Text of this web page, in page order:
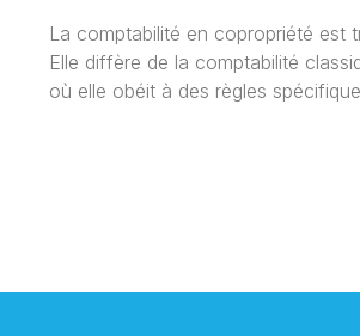
La comptabilité en copropriété est
Elle diffère de la comptabilité
où elle obéit à des règles